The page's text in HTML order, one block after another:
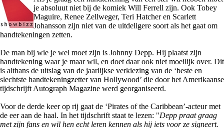
je absoluut niet bij de komiek Will Ferrell zijn. Ook Tobey
Maguire, Renee Zellweger, Teri Hatcher en Scarlett
Johansson zijn niet van de uitdeligere soort als het gaat om
handtekeningen zetten.
De man bij wie je wel moet zijn is Johnny Depp. Hij plaatst zijn
handtekening waar je maar wil, en doet daar ook niet moeilijk over. Dit
is althans de uitslag van de jaarlijkse verkiezing van de ‘beste en
slechtste handtekeningzetter van Hollywood’ die door het Amerikaanse
tijdschrijft Autograph Magazine werd georganiseerd.
Voor de derde keer op rij gaat de ‘Pirates of the Caribbean’-acteur met
de eer aan de haal. In het tijdschrift staat te lezen: "Depp praat graag
met zijn fans en wil hen echt leren kennen als hij iets voor ze signeert.